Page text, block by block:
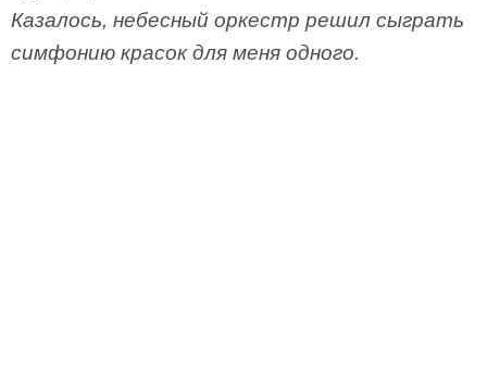
Казалось, небесный оркестр решил сыграть
симфонию красок для меня одного.